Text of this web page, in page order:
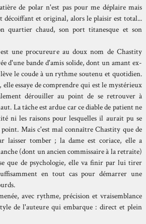
de polar n'est pas pour me déplaire mais
décoiffant et original, alors le plaisir est total...
quartier chaud, son port titanesque et son
une procureure au doux nom de Chastity
d'une bande d'amis solide, dont un amant ex-
le coude à un rythme soutenu et quotidien.
essaye de comprendre qui est le mystérieux
dérouiller au point de se retrouver à
La tâche est ardue car ce diable de patient ne
ni les raisons pour lesquelles il aurait pu se
point. Mais c'est mal connaître Chastity que de
laisser tomber ; la dame est coriace, elle a
(dont un ancien commissaire à la retraite)
que de psychologie, elle va finir par lui tirer
en tout cas pour démarrer une
avec rythme, précision et vraisemblance
de l'auteure qui embarque : direct et plein